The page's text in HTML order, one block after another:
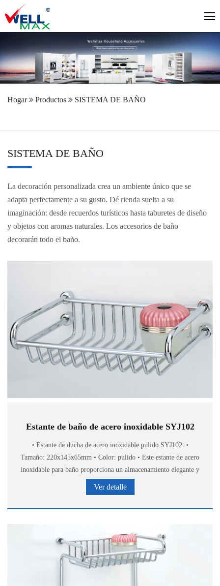
Hogar Productos SISTEMA DE BAÑO
SISTEMA DE BAÑO
La decoración personalizada crea un ambiente único que se
adapta perfectamente a su gusto. Dé rienda suelta a su
imaginación: desde recuerdos turísticos hasta taburetes de diseño
y objetos con aromas naturales. Los accesorios de baño
decorarán todo el baño.
Estante de baño de acero inoxidable SYJ102
• Estante de ducha de acero inoxidable pulido SYJ102. •
Tamaño: 220x145x65mm • Color: pulido • Este estante de acero
inoxidable para baño proporciona un almacenamiento elegante y
Ver detalle